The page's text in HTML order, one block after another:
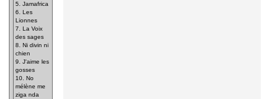
5. Jamafrica
6. Les
Lionnes
7. La Voix
des sages
8. Ni divin ni
chien
9. J'aime les
gosses
10. No
mélène me
ziga nda